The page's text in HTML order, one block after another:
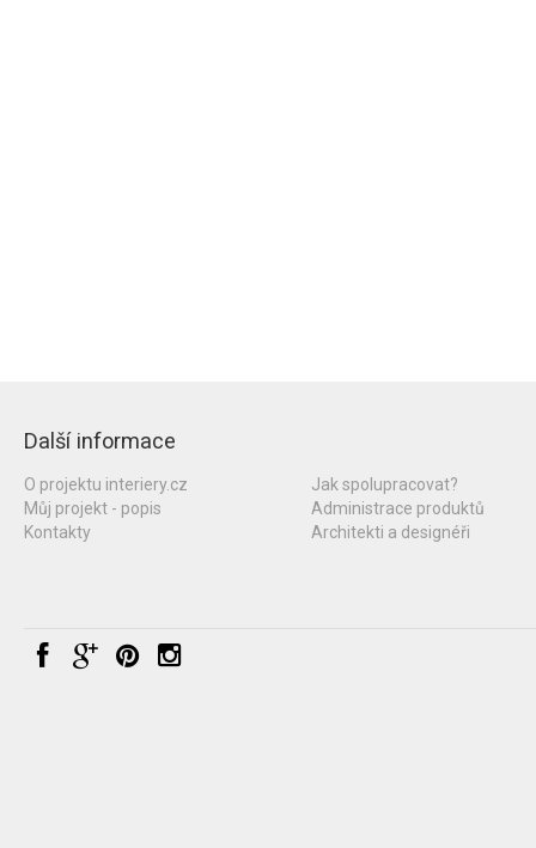
Další informace
O projektu interiery.cz
Můj projekt - popis
Kontakty
Jak spolupracovat?
Administrace produktů
Architekti a designéři